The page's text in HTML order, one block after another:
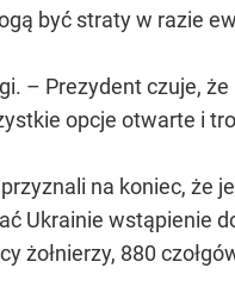
być straty w razie
– Prezydent czuje,
opcje otwarte i
na koniec, że
Ukrainie wstąpienie
żołnierzy, 880